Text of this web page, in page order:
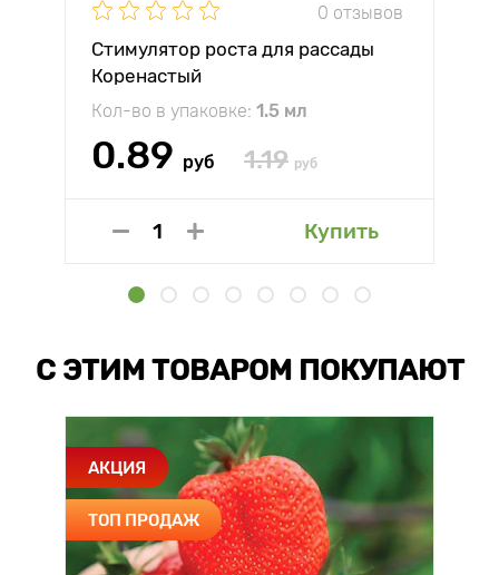
0 отзывов
Стимулятор роста для рассады
Коренастый
Кол-во в упаковке: 1.5 мл
0.89 руб 1.19 руб
Купить
С ЭТИМ ТОВАРОМ ПОКУПАЮТ
АКЦИЯ
ТОП ПРОДАЖ